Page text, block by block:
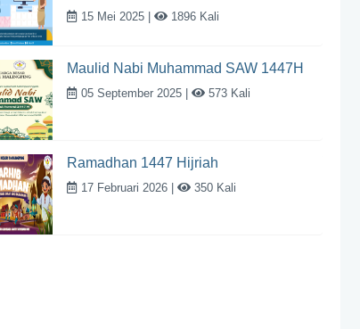
15 Mei 2025 | 1896 Kali
Maulid Nabi Muhammad SAW 1447H
05 September 2025 | 573 Kali
Ramadhan 1447 Hijriah
17 Februari 2026 | 350 Kali